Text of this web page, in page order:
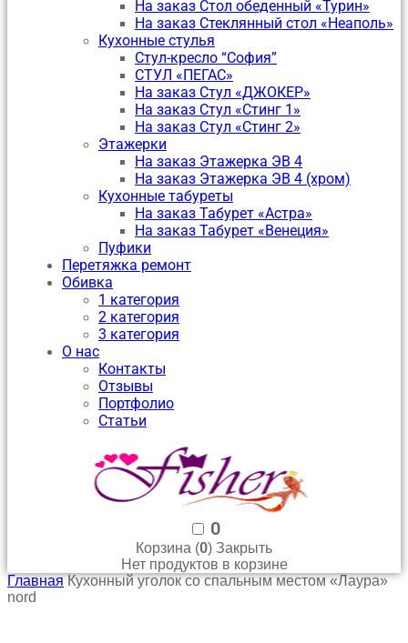
На заказ Стол обеденный «Турин»
На заказ Стеклянный стол «Неаполь»
Кухонные стулья
Стул-кресло “София”
CТУЛ «ПЕГАС»
На заказ Стул «ДЖОКЕР»
На заказ Стул «Стинг 1»
На заказ Стул «Стинг 2»
Этажерки
На заказ Этажерка ЭВ 4
На заказ Этажерка ЭВ 4 (хром)
Кухонные табуреты
На заказ Табурет «Астра»
На заказ Табурет «Венеция»
Пуфики
Перетяжка ремонт
Обивка
1 категория
2 категория
3 категория
О нас
Контакты
Отзывы
Портфолио
Статьи
0
Корзина (0) Закрыть
Нет продуктов в корзине
Главная Кухонный уголок со спальным местом «Лаура»
nord